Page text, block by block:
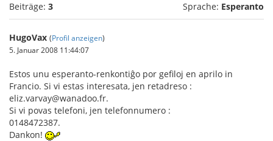
Beiträge: 3 Sprache: Esperanto
HugoVax (Profil anzeigen)
5. Januar 2008 11:44:07
Estos unu esperanto-renkontiĝo por gefiloj en aprilo in
Francio. Si vi estas interesata, jen retadreso :
eliz.varvay@wanadoo.fr.
Si vi povas telefoni, jen telefonnumero :
0148472387.
Dankon!